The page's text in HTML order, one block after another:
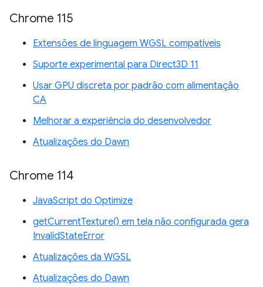
Chrome 115
Extensões de linguagem WGSL compatíveis
Suporte experimental para Direct3D 11
Usar GPU discreta por padrão com alimentação
CA
Melhorar a experiência do desenvolvedor
Atualizações do Dawn
Chrome 114
JavaScript do Optimize
getCurrentTexture() em tela não configurada gera
InvalidStateError
Atualizações da WGSL
Atualizações do Dawn